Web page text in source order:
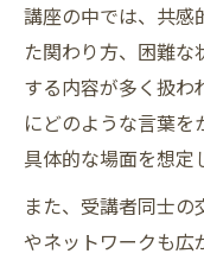
講座の中では、共感
た関わり方、困難な
する内容が多く扱わ
にどのような言葉を
具体的な場面を想定
また、受講者同士
やネットワークも広